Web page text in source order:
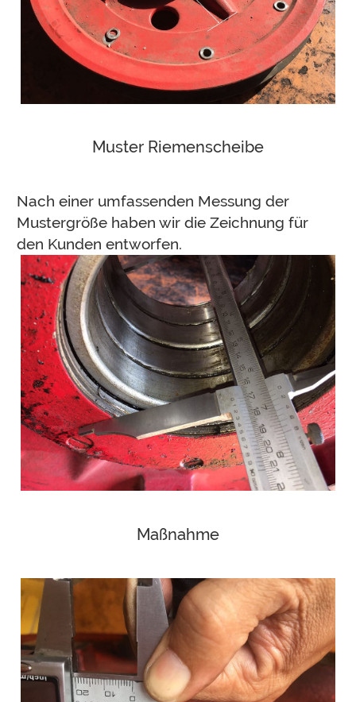
Muster Riemenscheibe
Nach einer umfassenden Messung der
Mustergröße haben wir die Zeichnung für
den Kunden entworfen.
Maßnahme